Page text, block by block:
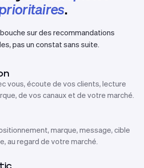
.
sur des recommandations
pas un constat sans suite.
vous, écoute de vos clients, lecture
de vos canaux et de votre marché.
marque, message, cible
au regard de votre marché.